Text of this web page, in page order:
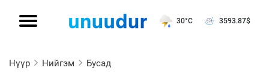
30°C 3593.87$
Нүүр Нийгэм Бусад